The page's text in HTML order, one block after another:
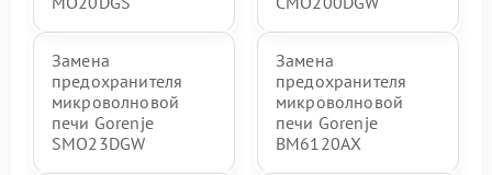
Замена
предохранителя
микроволновой
печи Gorenje
SMO23DGW
Замена
предохранителя
микроволновой
печи Gorenje
BM6120AX